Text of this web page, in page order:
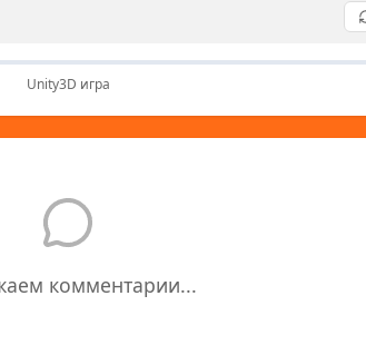
🎮
Unity3D игра
игр требуется Unity Web Player
Unity3D игра
комментарии...